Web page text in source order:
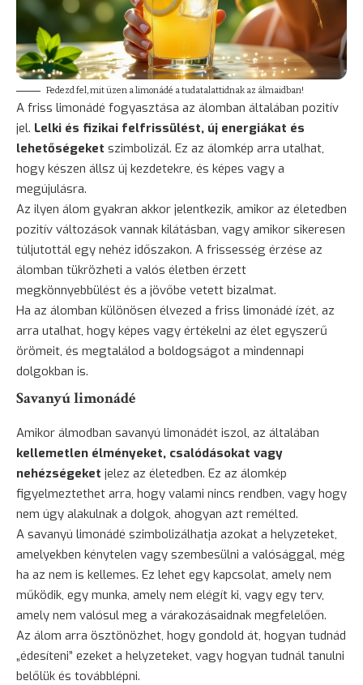
Fedezd fel, mit üzen a limonádé a tudatalattidnak az álmaidban!
A friss limonádé fogyasztása az álomban általában pozitív
jel. Lelki és fizikai felfrissülést, új energiákat és
lehetőségeket szimbolizál. Ez az álomkép arra utalhat,
hogy készen állsz új kezdetekre, és képes vagy a
megújulásra.
Az ilyen álom gyakran akkor jelentkezik, amikor az életedben
pozitív változások vannak kilátásban, vagy amikor sikeresen
túljutottál egy nehéz időszakon. A frissesség érzése az
álomban tükrözheti a valós életben érzett
megkönnyebbülést és a jövőbe vetett bizalmat.
Ha az álomban különösen élvezed a friss limonádé ízét, az
arra utalhat, hogy képes vagy értékelni az élet egyszerű
örömeit, és megtalálod a boldogságot a mindennapi
dolgokban is.
Savanyú limonádé
Amikor álmodban savanyú limonádét iszol, az általában
kellemetlen élményeket, csalódásokat vagy
nehézségeket jelez az életedben. Ez az álomkép
figyelmeztethet arra, hogy valami nincs rendben, vagy hogy
nem úgy alakulnak a dolgok, ahogyan azt remélted.
A savanyú limonádé szimbolizálhatja azokat a helyzeteket,
amelyekben kénytelen vagy szembesülni a valósággal, még
ha az nem is kellemes. Ez lehet egy kapcsolat, amely nem
működik, egy munka, amely nem elégít ki, vagy egy terv,
amely nem valósul meg a várakozásaidnak megfelelően.
Az álom arra ösztönözhet, hogy gondold át, hogyan tudnád
„édesíteni” ezeket a helyzeteket, vagy hogyan tudnál tanulni
belőlük és továbblépni.